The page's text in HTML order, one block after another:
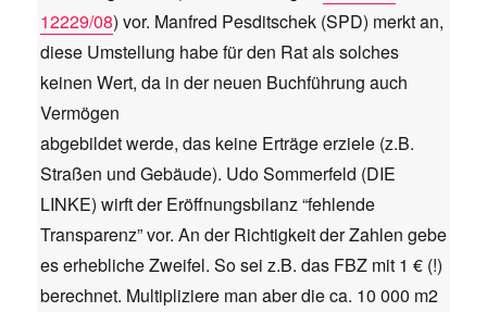
12229/08) vor. Manfred Pesditschek (SPD) merkt an,
diese Umstellung habe für den Rat als solches
keinen Wert, da in der neuen Buchführung auch
Vermögen
abgebildet werde, das keine Erträge erziele (z.B.
Straßen und Gebäude). Udo Sommerfeld (DIE
LINKE) wirft der Eröffnungsbilanz “fehlende
Transparenz” vor. An der Richtigkeit der Zahlen gebe
es erhebliche Zweifel. So sei z.B. das FBZ mit 1 € (!)
berechnet. Multipliziere man aber die ca. 10 000 m2